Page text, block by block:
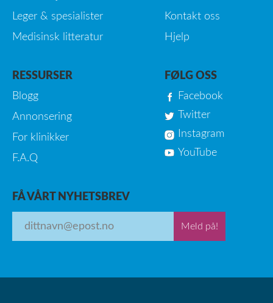
Leger & spesialister
Medisinsk litteratur
Kontakt oss
Hjelp
RESSURSER
Blogg
Annonsering
For klinikker
F.A.Q
FØLG OSS
Facebook
Twitter
Instagram
YouTube
FÅ VÅRT NYHETSBREV
Meld på!